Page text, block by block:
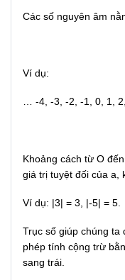
Các số nguyên âm
Ví dụ:
… -4, -3, -2, -1, 0, 1,
Khoảng cách từ O
giá trị tuyệt đối của a,
Ví dụ: |3| = 3, |-5| = 5.
Trục số giúp chúng ta
phép tính cộng trừ
sang trái.